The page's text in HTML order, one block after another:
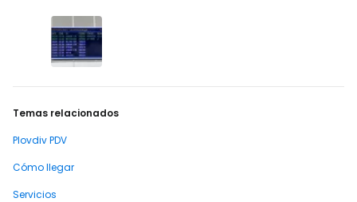
Temas relacionados
Plovdiv PDV
Cómo llegar
Servicios